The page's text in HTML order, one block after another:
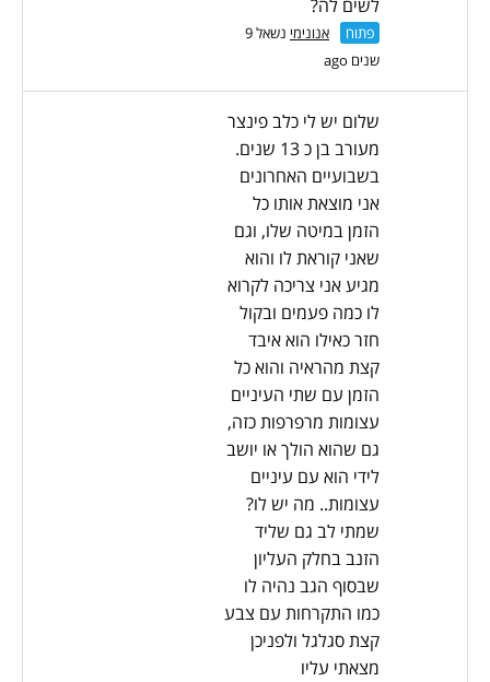
לשים לה?
פתוח אנונימי
נשאל 9
שנים ago
שלום יש לי כלב פינצר
מעורב בן כ 13 שנים.
בשבועיים האחרונים
אני מוצאת אותו כל
הזמן במיטה שלו, וגם
שאני קוראת לו והוא
מגיע אני צריכה לקרוא
לו כמה פעמים ובקול
חזר כאילו הוא איבד
קצת מהראיה והוא כל
הזמן עם שתי העיניים
עצומות מרפרפות כזה,
גם שהוא הולך או יושב
לידי הוא עם עיניים
עצומות.. מה יש לו?
שמתי לב גם שליד
הזנב בחלק העליון
שבסוף הגב נהיה לו
כמו התקרחות עם צבע
קצת סגלגל ולפניכן
מצאתי עליו